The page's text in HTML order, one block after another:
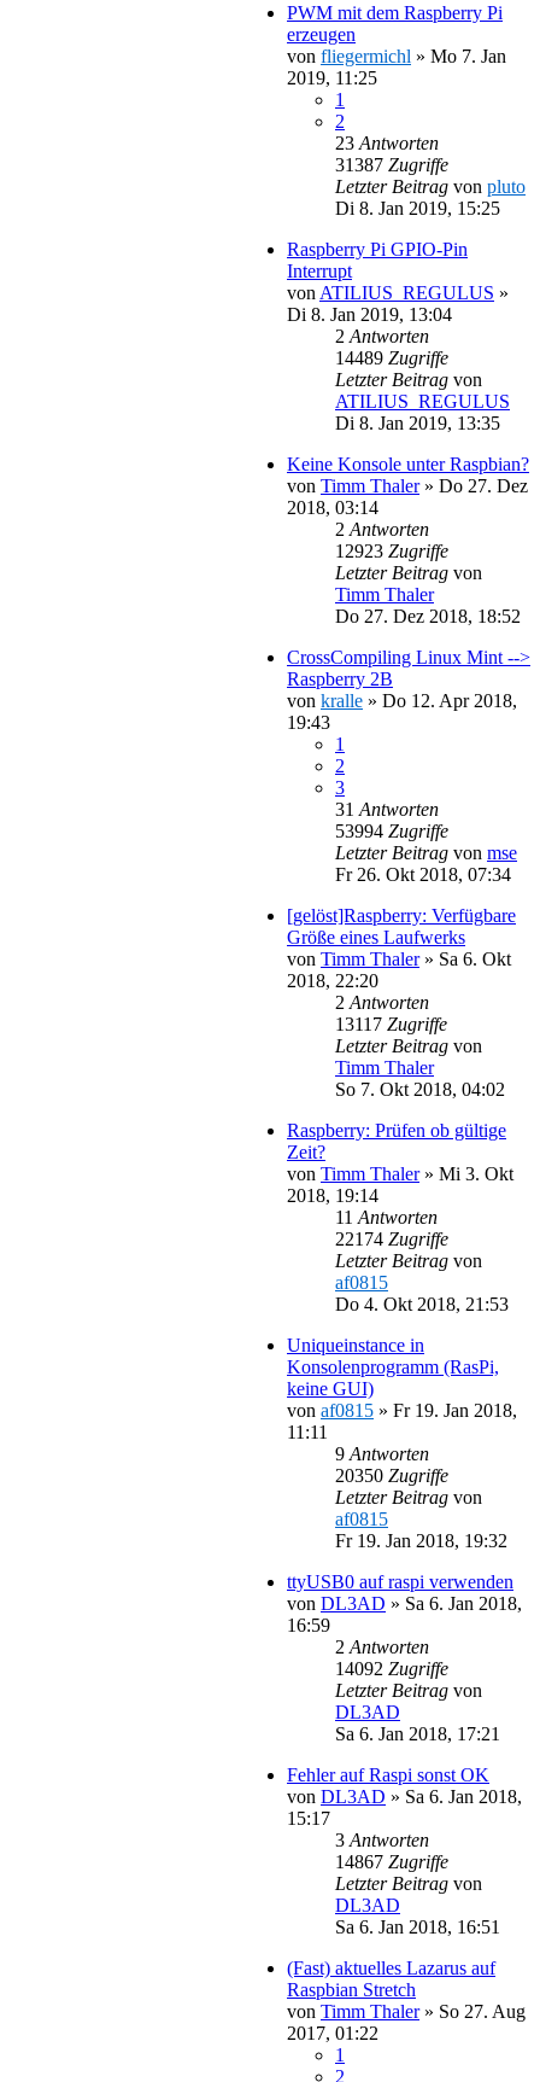
PWM mit dem Raspberry Pi
erzeugen
von fliegermichl » Mo 7. Jan
2019, 11:25
1
2
23 Antworten
31387 Zugriffe
Letzter Beitrag von pluto
Di 8. Jan 2019, 15:25
Raspberry Pi GPIO-Pin
Interrupt
von ATILIUS_REGULUS »
Di 8. Jan 2019, 13:04
2 Antworten
14489 Zugriffe
Letzter Beitrag von
ATILIUS_REGULUS
Di 8. Jan 2019, 13:35
Keine Konsole unter Raspbian?
von Timm Thaler» Do 27. Dez
2018, 03:14
2 Antworten
12923 Zugriffe
Letzter Beitrag von
Timm Thaler
Do 27. Dez 2018, 18:52
CrossCompiling Linux Mint -->
Raspberry 2B
von kralle » Do 12. Apr 2018,
19:43
1
2
3
31 Antworten
53994 Zugriffe
Letzter Beitrag von mse
Fr 26. Okt 2018, 07:34
[gelöst]Raspberry: Verfügbare
Größe eines Laufwerks
von Timm Thaler» Sa 6. Okt
2018, 22:20
2 Antworten
13117 Zugriffe
Letzter Beitrag von
Timm Thaler
So 7. Okt 2018, 04:02
Raspberry: Prüfen ob gültige
Zeit?
von Timm Thaler» Mi 3. Okt
2018, 19:14
11 Antworten
22174 Zugriffe
Letzter Beitrag von
af0815
Do 4. Okt 2018, 21:53
Uniqueinstance in
Konsolenprogramm (RasPi,
keine GUI)
von af0815 » Fr 19. Jan 2018,
11:11
9 Antworten
20350 Zugriffe
Letzter Beitrag von
af0815
Fr 19. Jan 2018, 19:32
ttyUSB0 auf raspi verwenden
von DL3AD » Sa 6. Jan 2018,
16:59
2 Antworten
14092 Zugriffe
Letzter Beitrag von
DL3AD
Sa 6. Jan 2018, 17:21
Fehler auf Raspi sonst OK
von DL3AD » Sa 6. Jan 2018,
15:17
3 Antworten
14867 Zugriffe
Letzter Beitrag von
DL3AD
Sa 6. Jan 2018, 16:51
(Fast) aktuelles Lazarus auf
Raspbian Stretch
von Timm Thaler» So 27. Aug
2017, 01:22
1
2